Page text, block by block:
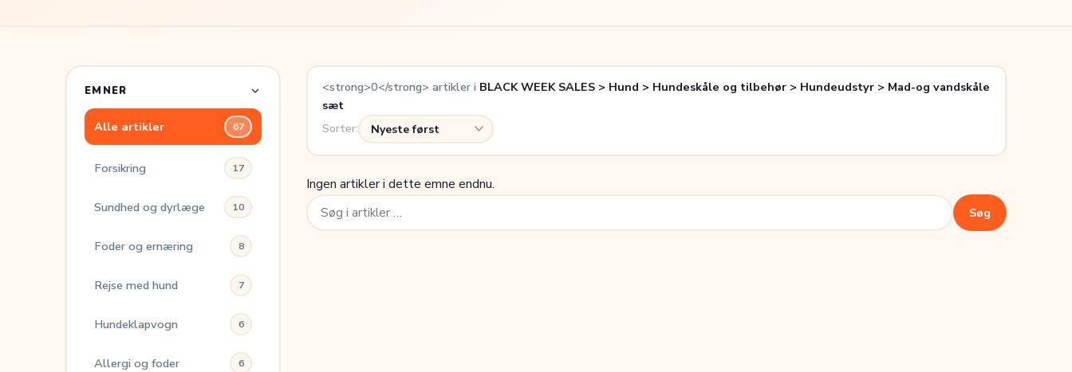
EMNER
Alle artikler 67
Forsikring 17
Sundhed og dyrlæge 10
Foder og ernæring 8
Rejse med hund 7
Hundeklapvogn 6
Allergi og foder 6
<strong>0</strong> artikler i BLACK WEEK SALES > Hund > Hundeskåle og tilbehør > Hundeudstyr > Mad-og vandskåle
sæt
Sorter:
Ingen artikler i dette emne endnu.
Søg
efter:
Søg